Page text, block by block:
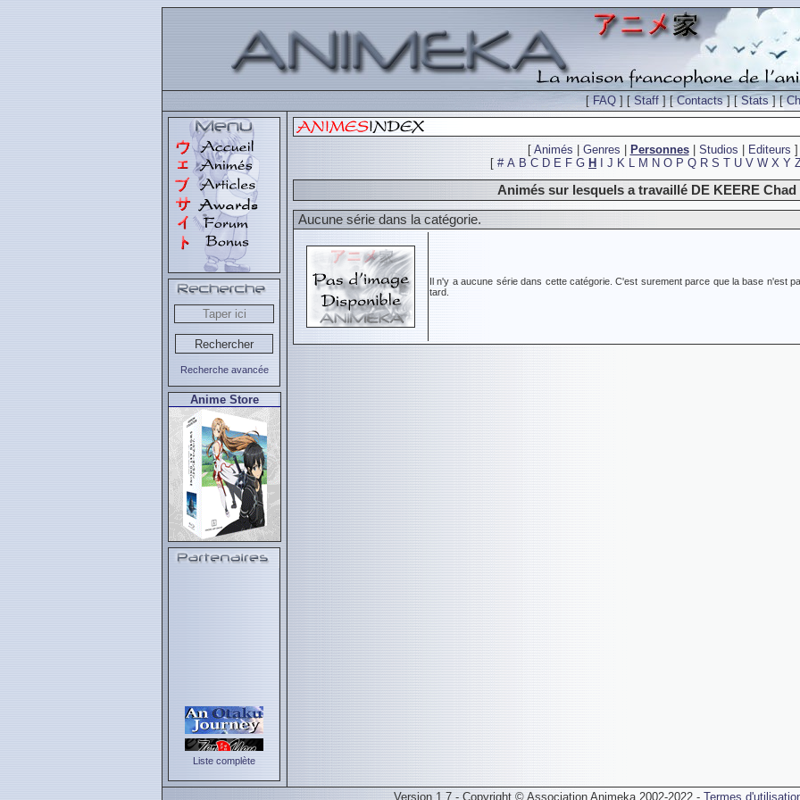
[FAQ ] [Staff ] [Contacts] [Stats] [
Recherche avancée
Anime Store
Liste complète
[ Animés Genres Personnes| Studios Editeurs ]
[ # A B C D E F G H J K L M N O P Q R S T U V W X Y
Animés sur lesquels a travaillé DE KEERE Chad
Aucune série dans la catégorie.
Il n'y a aucune série dans cette catégorie. C'est surement parce que la base n'est
tard.
Version 1.7 - Copyright © Association Animeka 2002-2022 - Termes